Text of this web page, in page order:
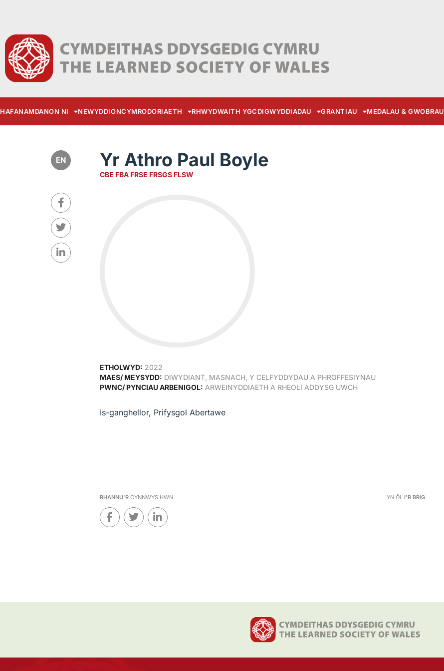
HAFANAMDANON NI NEWYDDIONCYMRODORIAETH RHWYDWAITH YGCDIGWYDDIADAU GRANTIAU MEDALAU & GWOBRAU
EN Yr Athro Paul Boyle
CBE FBA FRSE FRSGS FLSW
ETHOLWYD: 2022
MAES/ MEYSYDD: DIWYDIANT, MASNACH, Y CELFYDDYDAU A PHROFFESIYNAU
PWNC/ PYNCIAU ARBENIGOL: ARWEINYDDIAETH A RHEOLI ADDYSG UWCH
Is-ganghellor, Prifysgol Abertawe
RHANNU'RCYNNWYS HWN YN ÔL I'R BRIG